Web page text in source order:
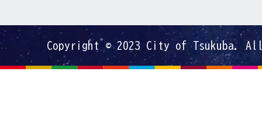
Copyright © 2023 City of Tsukuba.